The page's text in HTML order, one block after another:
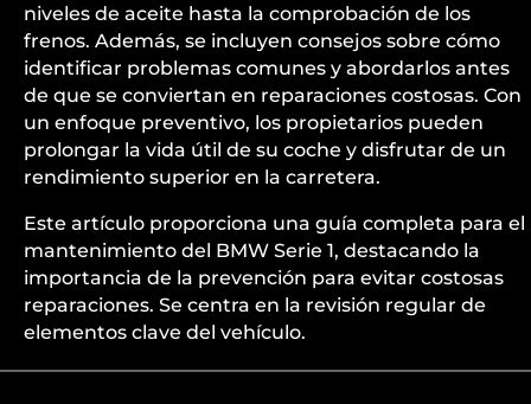
niveles de aceite hasta la comprobación de los
frenos. Además, se incluyen consejos sobre cómo
identificar problemas comunes y abordarlos antes
de que se conviertan en reparaciones costosas. Con
un enfoque preventivo, los propietarios pueden
prolongar la vida útil de su coche y disfrutar de un
rendimiento superior en la carretera.
Este artículo proporciona una guía completa para el
mantenimiento del BMW Serie 1, destacando la
importancia de la prevención para evitar costosas
reparaciones. Se centra en la revisión regular de
elementos clave del vehículo.